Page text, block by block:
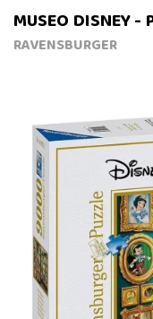
MUSEO DISNEY
RAVENSBURGER